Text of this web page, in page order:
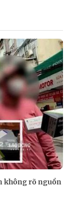
không rõ nguồn